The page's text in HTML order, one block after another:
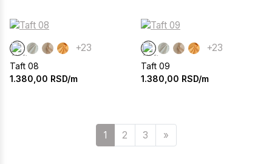
+23
Taft 08
1.380,00 RSD/m
+23
Taft 09
1.380,00 RSD/m
1 2 3 »Sledeća